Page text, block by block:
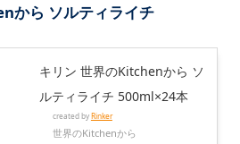
から ソルティライチ
キリン 世界のKitchenから ソ
ルティライチ 500ml×24本
created byRinker
世界のKitchenから